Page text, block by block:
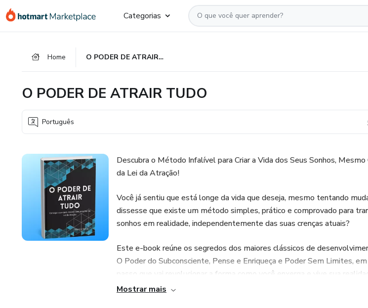
para
para
para
Categorias
Home O PODER DE ATRAIR TUDO
O PODER DE ATRAIR TUDO
Português
Descubra o Método Infalível para Criar a Vida dos Seus Sonhos,
da Lei da Atração!
Você já sentiu que está longe da vida que deseja, mesmo tentando
dissesse que existe um método simples, prático e comprovado para
sonhos em realidade, independentemente das suas crenças atuais?
Este e-book reúne os segredos dos maiores clássicos de
O Poder do Subconsciente, Pense e Enriqueça e Poder Sem Limites,
passo que vai revolucionar a forma como você enxerga e vive sua
Mostrar mais